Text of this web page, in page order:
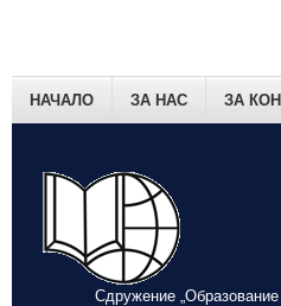
Сдружение
НАЧАЛО ЗА НАС ЗА